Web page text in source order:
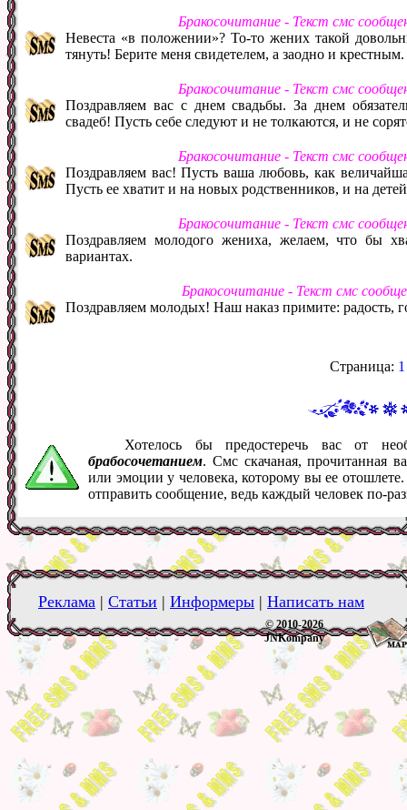
Бракосочитание - Текст смс
Невеста «в положении»? То-то жених такой
тянуть! Берите меня свидетелем, а заодно и
Бракосочитание - Текст смс
Поздравляем вас с днем свадьбы. За днем
свадеб! Пусть себе следуют и не толкаются, и не
Бракосочитание - Текст смс
Поздравляем вас! Пусть ваша любовь, как
Пусть ее хватит и на новых родственников, и на
Бракосочитание - Текст смс
Поздравляем молодого жениха, желаем, что бы
вариантах.
Бракосочитание - Текст смс
Поздравляем молодых! Наш наказ примите: радость,
Страница: 1
Хотелось бы предостеречь вас от
брабосочетанием. Смс скачаная, прочитанная
или эмоции у человека, которому вы ее
отправить сообщение, ведь каждый человек по-
Реклама | Статьи | Информеры | Написать нам
© 2010-2026
JNKompany